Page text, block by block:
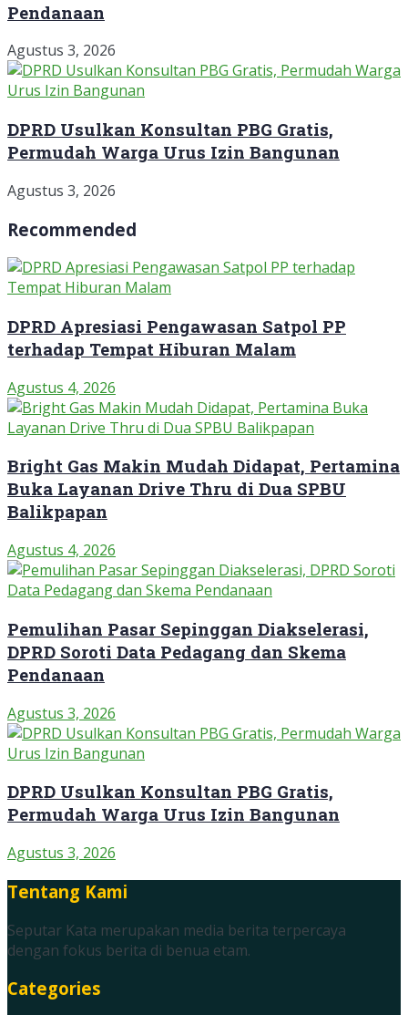
Pendanaan
Agustus 3, 2026
DPRD Usulkan Konsultan PBG Gratis,
Permudah Warga Urus Izin Bangunan
Agustus 3, 2026
Recommended
DPRD Apresiasi Pengawasan Satpol PP
terhadap Tempat Hiburan Malam
Agustus 4, 2026
Bright Gas Makin Mudah Didapat, Pertamina
Buka Layanan Drive Thru di Dua SPBU
Balikpapan
Agustus 4, 2026
Pemulihan Pasar Sepinggan Diakselerasi,
DPRD Soroti Data Pedagang dan Skema
Pendanaan
Agustus 3, 2026
DPRD Usulkan Konsultan PBG Gratis,
Permudah Warga Urus Izin Bangunan
Agustus 3, 2026
Tentang Kami
Seputar Kata merupakan media berita terpercaya
dengan fokus berita di benua etam.
Categories